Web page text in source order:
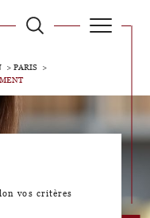
PARIS
vos critères